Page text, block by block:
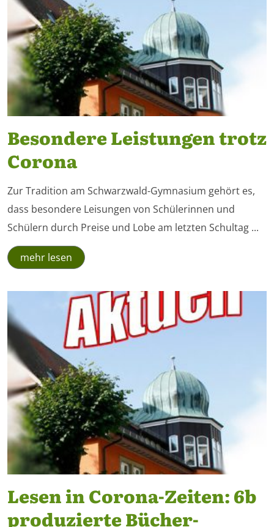
Besondere Leistungen trotz
Corona
Zur Tradition am Schwarzwald-Gymnasium gehört es,
dass besondere Leisungen von Schülerinnen und
Schülern durch Preise und Lobe am letzten Schultag ...
mehr lesen
Lesen in Corona-Zeiten: 6b
produzierte Bücher-